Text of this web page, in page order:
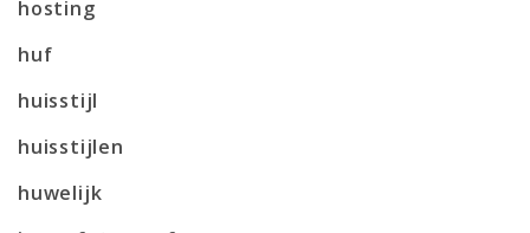
hosting
huf
huisstijl
huisstijlen
huwelijk